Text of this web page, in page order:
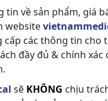
tin về sản phẩm, giá
website
cấp các thông tin cho
đầy đủ & chính xác
sẽ KHÔNG chịu
nhận hàng (COD)
sẽ gọi lại cho
và thông tin giao
đồng kiểm tra đơn
kỹ thuật và lỗi do
chuyển, đúng mẫu mã